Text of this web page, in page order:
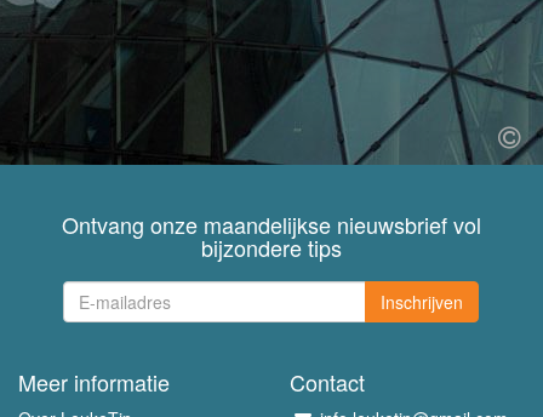
Ontvang onze maandelijkse nieuwsbrief vol
bijzondere tips
Inschrijven
Meer informatie Contact